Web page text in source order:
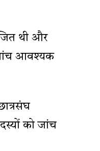
थी और
आवश्यक
को जांच